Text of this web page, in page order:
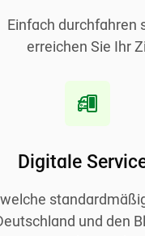
Einfach durchfahren
erreichen Sie Ihr
Digitale
und den